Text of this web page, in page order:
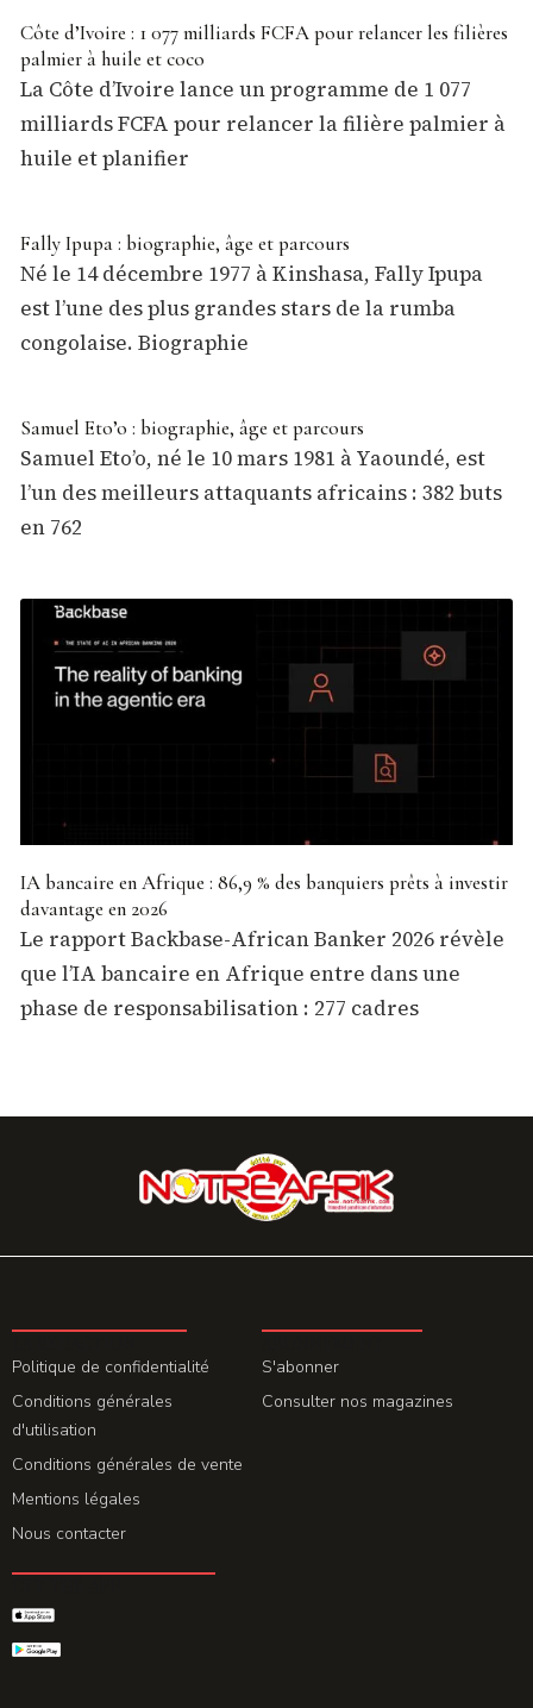
Côte d’Ivoire : 1 077 milliards FCFA pour relancer les filières
palmier à huile et coco
La Côte d’Ivoire lance un programme de 1 077
milliards FCFA pour relancer la filière palmier à
huile et planifier
Fally Ipupa : biographie, âge et parcours
Né le 14 décembre 1977 à Kinshasa, Fally Ipupa
est l’une des plus grandes stars de la rumba
congolaise. Biographie
Samuel Eto’o : biographie, âge et parcours
Samuel Eto’o, né le 10 mars 1981 à Yaoundé, est
l’un des meilleurs attaquants africains : 382 buts
en 762
IA bancaire en Afrique : 86,9 % des banquiers prêts à investir
davantage en 2026
Le rapport Backbase-African Banker 2026 révèle
que l’IA bancaire en Afrique entre dans une
phase de responsabilisation : 277 cadres
Politique de confidentialité
Conditions générales
d'utilisation
Conditions générales de vente
Mentions légales
Nous contacter
S'abonner
Consulter nos magazines